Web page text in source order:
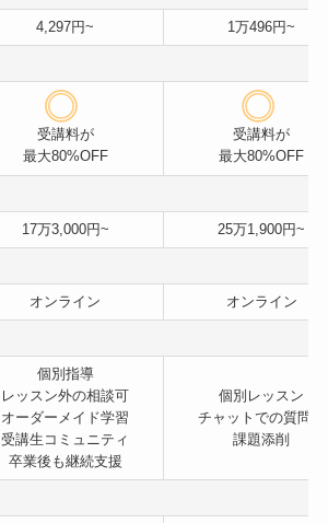
4,297円~ 1万496円~
受講料が
最大80%OFF
受講料が
最大80%OFF
17万3,000円~ 25万1,900円~
オンライン オンライン
個別指導
レッスン外の相談可
オーダーメイド学習
受講生コミュニティ
卒業後も継続支援
個別レッスン
チャットでの質問可
課題添削